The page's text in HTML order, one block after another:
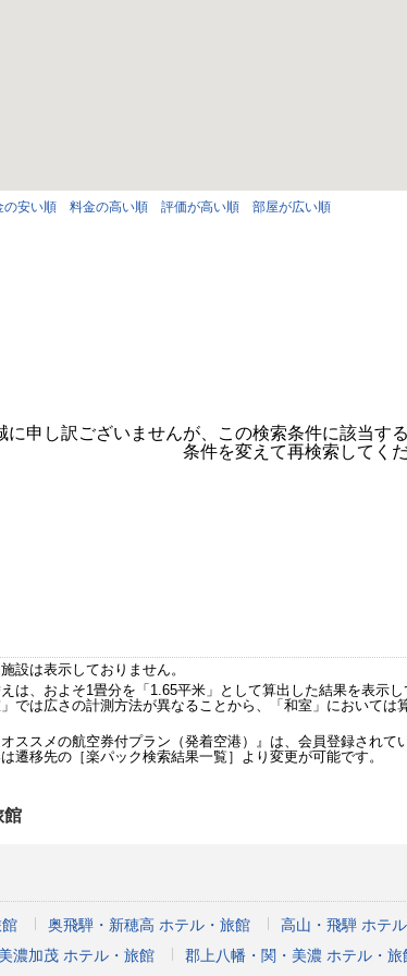
の安い順 料金の高い順 評価が高い順 部屋が広い順
に申し訳ございませんが、この検索条件に該当す
条件を変えて再検索してくだ
設は表示しておりません。
は、およそ1畳分を「1.65平米」として算出した結果を表示し
では広さの計測方法が異なることから、「和室」において
ススメの航空券付プラン（発着空港）』は、会員登録され
遷移先の［楽パック検索結果一覧］より変更が可能です。
館
奥飛騨・新穂高 ホテル・旅館 高山・飛騨 ホテ
濃加茂 ホテル・旅館
郡上八幡・関・美濃 ホテル・旅